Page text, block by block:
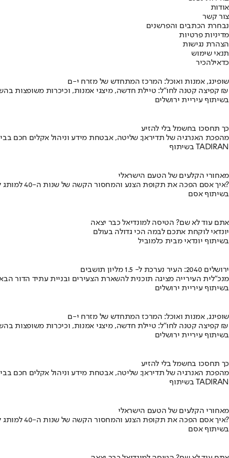
אודות
צור קשר
נבחרת הכתבים והפרשנים
מדיניות פרטיות
הצהרת נגישות
תנאי שימוש
כדאילהכיר
שופינג, אמנות ואוכל: המרכז המתחדש של מזרח י-ם
קפיצה קטנה לחו"ל: טיילת חדשה, מיצגי אמנות, וכיכרות משופצות בהשקעה של 100 מיליון ₪
בשיתוף עיריית ירושלים
כך תחסכו בחשמל בלי להזיע
מהפכת האנרגיה של תדיראן: שליטה, אבטחת מידע וניהול אקלים חכם
בשיתוף TADIRAN
מאחורי הקלעים של הטעם הישראלי
איך אסם הפכה את תקופת הצנע והמחסור הקשה של שנות ה-40 למותג לאומי?
בשיתוף אסם
אתם עוד לא שם? הטיסה למונדיאל כבר יצאה
יונדאי לוקחת אתכם לבמה הכי גדולה בעולם
בשיתוף יונדאי מבית כלמוביל
ירושלים 2040: העיר נערכת ל- 1.5 מליון תושבים
מנכ"לית העירייה מציגה תוכנית להשארת הצעירים ובניית עתיד הדור
בשיתוף עיריית ירושלים
שופינג, אמנות ואוכל: המרכז המתחדש של מזרח י-ם
קפיצה קטנה לחו"ל: טיילת חדשה, מיצגי אמנות, וכיכרות משופצות בהשקעה של 100 מיליון ₪
בשיתוף עיריית ירושלים
כך תחסכו בחשמל בלי להזיע
מהפכת האנרגיה של תדיראן: שליטה, אבטחת מידע וניהול אקלים חכם
בשיתוף TADIRAN
מאחורי הקלעים של הטעם הישראלי
איך אסם הפכה את תקופת הצנע והמחסור הקשה של שנות ה-40 למותג לאומי?
בשיתוף אסם